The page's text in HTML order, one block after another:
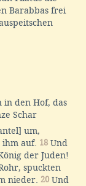
Barabbas frei
den Hof, das
Schar
um,
auf. 18 Und
der Juden!
spuckten
nieder. 20 Und